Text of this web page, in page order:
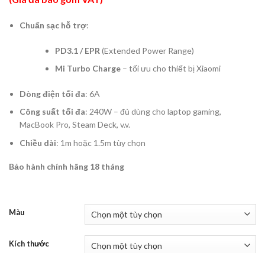
là:
299.000 ₫.
Chuẩn sạc hỗ trợ:
PD3.1 / EPR (Extended Power Range)
Mi Turbo Charge – tối ưu cho thiết bị Xiaomi
Dòng điện tối đa: 6A
Công suất tối đa: 240W – đủ dùng cho laptop gaming,
MacBook Pro, Steam Deck, v.v.
Chiều dài: 1m hoặc 1.5m tùy chọn
Bảo hành chính hãng 18 tháng
Màu
Kích thước